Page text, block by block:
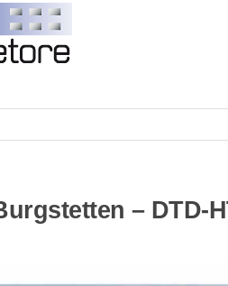
– DTD-